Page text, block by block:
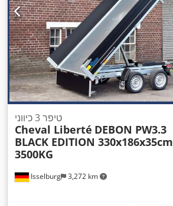
Isselburg 3,272 km
טיפר 3 כיווני
Cheval Liberté DEBON PW3.3
BLACK EDITION 330x186x35cm
3500KG